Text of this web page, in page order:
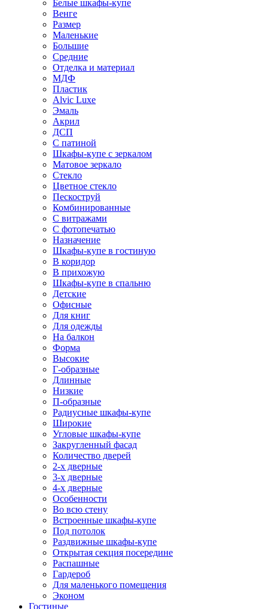
Белые шкафы-купе
Венге
Размер
Маленькие
Большие
Средние
Отделка и материал
МДФ
Пластик
Alvic Luxe
Эмаль
Акрил
ДСП
С патиной
Шкафы-купе с зеркалом
Матовое зеркало
Стекло
Цветное стекло
Пескоструй
Комбинированные
С витражами
С фотопечатью
Назначение
Шкафы-купе в гостиную
В коридор
В прихожую
Шкафы-купе в спальню
Детские
Офисные
Для книг
Для одежды
На балкон
Форма
Высокие
Г-образные
Длинные
Низкие
П-образные
Радиусные шкафы-купе
Широкие
Угловые шкафы-купе
Закругленный фасад
Количество дверей
2-х дверные
3-х дверные
4-х дверные
Особенности
Во всю стену
Встроенные шкафы-купе
Под потолок
Раздвижные шкафы-купе
Открытая секция посередине
Распашные
Гардероб
Для маленького помещения
Эконом
Гостиные